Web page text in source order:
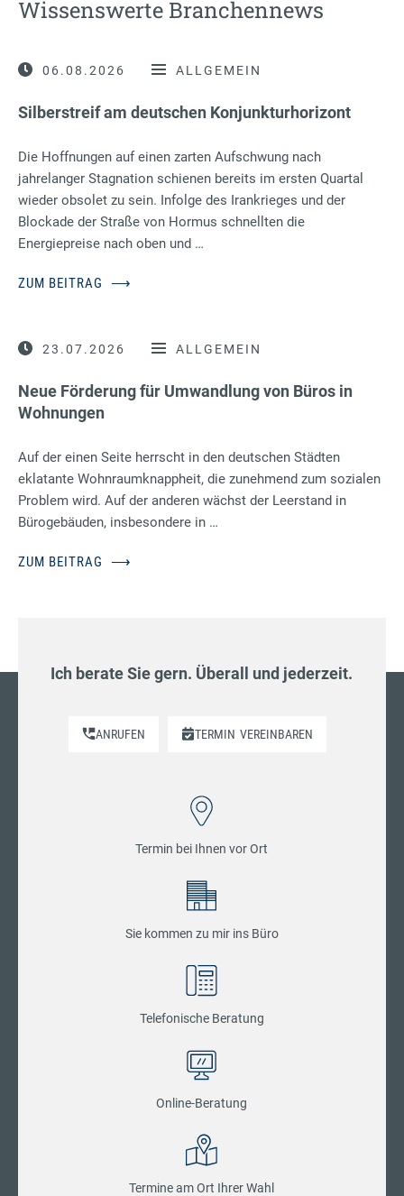
Wissenswerte Branchennews
06.08.2026 ALLGEMEIN
Silberstreif am deutschen Konjunkturhorizont
Die Hoffnungen auf einen zarten Aufschwung nach
jahrelanger Stagnation schienen bereits im ersten Quartal
wieder obsolet zu sein. Infolge des Irankrieges und der
Blockade der Straße von Hormus schnellten die
Energiepreise nach oben und …
ZUM BEITRAG ⟶
23.07.2026 ALLGEMEIN
Neue Förderung für Umwandlung von Büros in
Wohnungen
Auf der einen Seite herrscht in den deutschen Städten
eklatante Wohnraumknappheit, die zunehmend zum sozialen
Problem wird. Auf der anderen wächst der Leerstand in
Bürogebäuden, insbesondere in …
ZUM BEITRAG ⟶
Ich berate Sie gern. Überall und jederzeit.
ANRUFEN TERMIN VEREINBAREN
Termin bei Ihnen vor Ort
Sie kommen zu mir ins Büro
Telefonische Beratung
Online-Beratung
Termine am Ort Ihrer Wahl